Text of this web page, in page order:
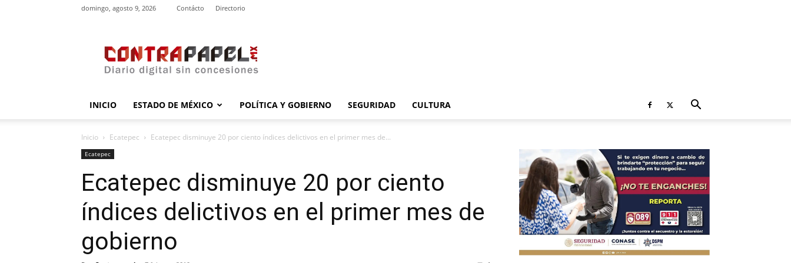
domingo, agosto 9, 2026 Contácto Directorio
INICIO ESTADO DE MÉXICO POLÍTICA Y GOBIERNO SEGURIDAD CULTURA
Inicio Ecatepec Ecatepec disminuye 20 por ciento índices delictivos en el primer mes de...
Ecatepec
Ecatepec disminuye 20 por ciento
índices delictivos en el primer mes de
gobierno